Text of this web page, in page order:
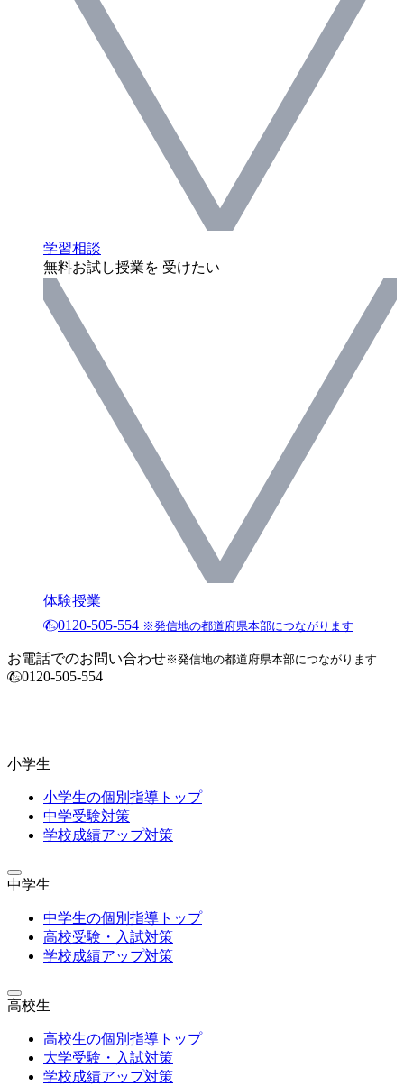
学習相談
無料お試し授業を 受けたい
体験授業
0120-505-554 ※発信地の都道府県本部につながります
お電話でのお問い合わせ※発信地の都道府県本部につながります
0120-505-554
小学生
小学生の個別指導トップ
中学受験対策
学校成績アップ対策
中学生
中学生の個別指導トップ
高校受験・入試対策
学校成績アップ対策
高校生
高校生の個別指導トップ
大学受験・入試対策
学校成績アップ対策